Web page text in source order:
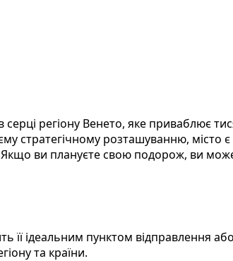
регіону Венето, яке приваблює
стратегічному розташуванню,
Якщо ви плануєте свою подорож, ви
її ідеальним пунктом відправлення
та країни.